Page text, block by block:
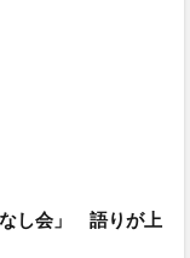
し会」 語りが上